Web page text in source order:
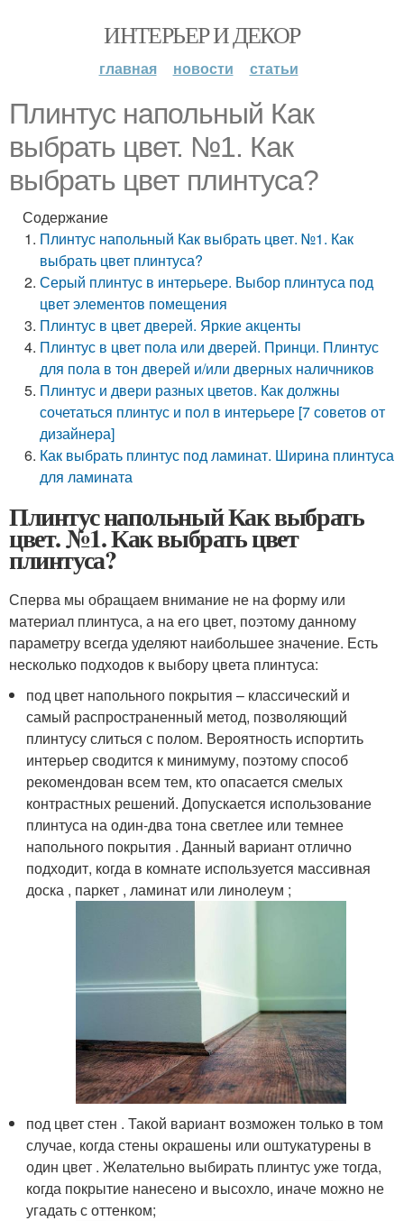
ИНТЕРЬЕР И ДЕКОР
главная новости статьи
Плинтус напольный Как
выбрать цвет. №1. Как
выбрать цвет плинтуса?
Содержание
Плинтус напольный Как выбрать цвет. №1. Как
выбрать цвет плинтуса?
Серый плинтус в интерьере. Выбор плинтуса под
цвет элементов помещения
Плинтус в цвет дверей. Яркие акценты
Плинтус в цвет пола или дверей. Принци. Плинтус
для пола в тон дверей и/или дверных наличников
Плинтус и двери разных цветов. Как должны
сочетаться плинтус и пол в интерьере [7 советов от
дизайнера]
Как выбрать плинтус под ламинат. Ширина плинтуса
для ламината
Плинтус напольный Как выбрать
цвет. №1. Как выбрать цвет
плинтуса?
Сперва мы обращаем внимание не на форму или
материал плинтуса, а на его цвет, поэтому данному
параметру всегда уделяют наибольшее значение. Есть
несколько подходов к выбору цвета плинтуса:
под цвет напольного покрытия – классический и
самый распространенный метод, позволяющий
плинтусу слиться с полом. Вероятность испортить
интерьер сводится к минимуму, поэтому способ
рекомендован всем тем, кто опасается смелых
контрастных решений. Допускается использование
плинтуса на один-два тона светлее или темнее
напольного покрытия . Данный вариант отлично
подходит, когда в комнате используется массивная
доска , паркет , ламинат или линолеум ;
под цвет стен . Такой вариант возможен только в том
случае, когда стены окрашены или оштукатурены в
один цвет . Желательно выбирать плинтус уже тогда,
когда покрытие нанесено и высохло, иначе можно не
угадать с оттенком;